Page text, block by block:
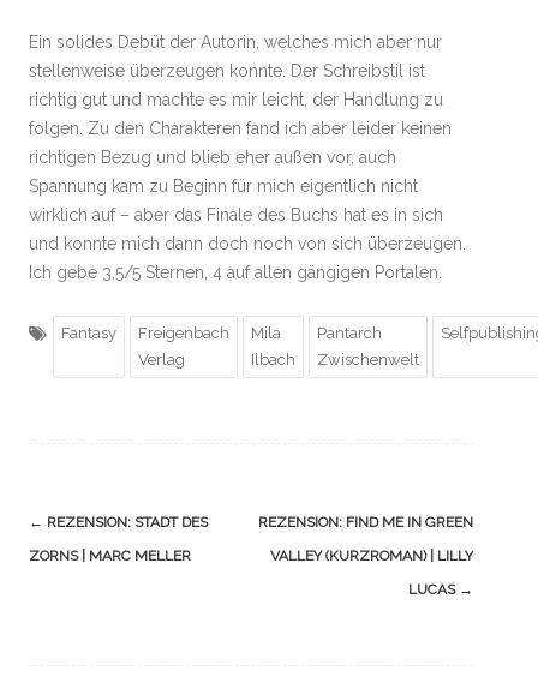
Ein solides Debüt der Autorin, welches mich aber nur
stellenweise überzeugen konnte. Der Schreibstil ist
richtig gut und machte es mir leicht, der Handlung zu
folgen. Zu den Charakteren fand ich aber leider keinen
richtigen Bezug und blieb eher außen vor, auch
Spannung kam zu Beginn für mich eigentlich nicht
wirklich auf – aber das Finale des Buchs hat es in sich
und konnte mich dann doch noch von sich überzeugen.
Ich gebe 3,5/5 Sternen, 4 auf allen gängigen Portalen.
Fantasy
Freigenbach
Verlag
Mila
Ilbach
Pantarch
Zwischenwelt
Navigation
(Beiträge)
← REZENSION: STADT DES
ZORNS | MARC MELLER
REZENSION: FIND ME IN GREEN
VALLEY (KURZROMAN) | LILLY
LUCAS →